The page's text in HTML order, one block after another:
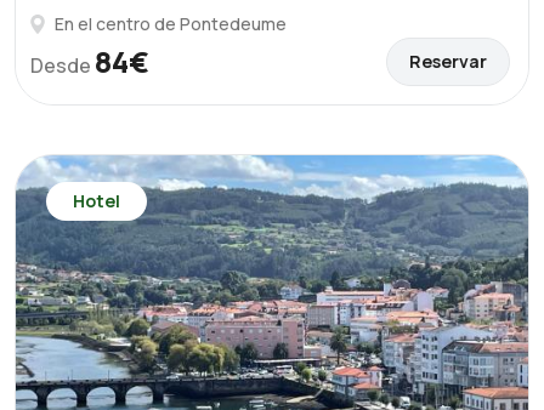
En el centro de Pontedeume
Desde 84€ Reservar
Hotel